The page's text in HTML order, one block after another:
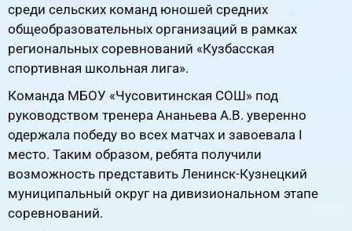
среди сельских команд юношей средних
общеобразовательных организаций в рамках
региональных соревнований «Кузбасская
спортивная школьная лига».
Команда МБОУ «Чусовитинская СОШ» под
руководством тренера Ананьева А.В. уверенно
одержала победу во всех матчах и завоевала I
место. Таким образом, ребята получили
возможность представить Ленинск-Кузнецкий
муниципальный округ на дивизиональном этапе
соревнований.